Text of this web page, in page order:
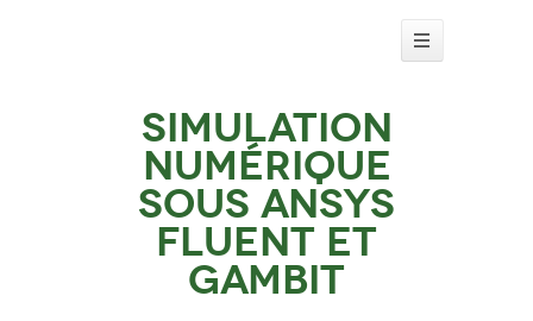
Simulation
numérique
sous Ansys
Fluent et
Gambit